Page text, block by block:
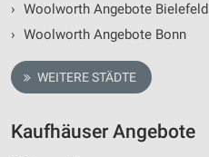
› Woolworth Angebote Bielefeld
› Woolworth Angebote Bonn
WEITERE STÄDTE
Kaufhäuser Angebote